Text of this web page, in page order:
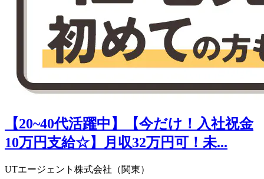
【20~40代活躍中】【今だけ！入社祝金
10万円支給☆】月収32万円可！未...
UTエージェント株式会社（関東）